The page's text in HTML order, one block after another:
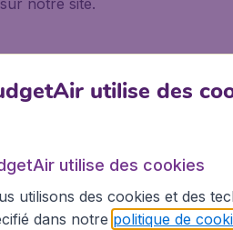
notre site.
en avion, tant les
à vous : Paris Charles
à une vingtaine de kilomètres
sont Air France,
km au sud de Paris. Les vols
utilise des
utilise des cookies
utilisons des cookies et des
dans notre politique de